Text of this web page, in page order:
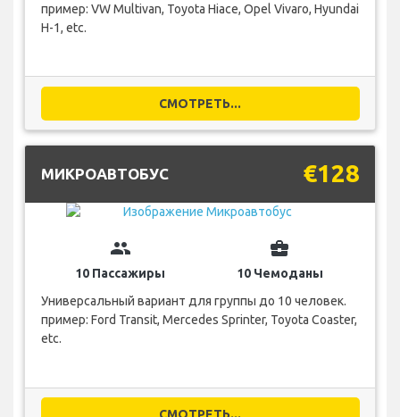
пример: VW Multivan, Toyota Hiace, Opel Vivaro, Hyundai
H-1, etc.
СМОТРЕТЬ...
МИКРОАВТОБУС €128
group
10 Пассажиры
business_center
10 Чемоданы
Универсальный вариант для группы до 10 человек.
пример: Ford Transit, Mercedes Sprinter, Toyota Coaster,
etc.